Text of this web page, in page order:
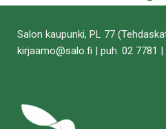
tämä
Salon kaupunki, PL 77
kirjaamo@salo.fi | puh. 02 7781 |